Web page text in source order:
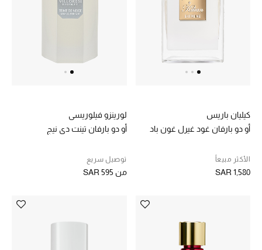
المجوهرات
كيليان باريس
أو دو بارفان غود غيرل غون باد
الأكثر مبيعاً
SAR 1,580
لورينزو فيلوريسي
أو دو بارفان تينت دي نيج
توصيل سريع
من SAR 595